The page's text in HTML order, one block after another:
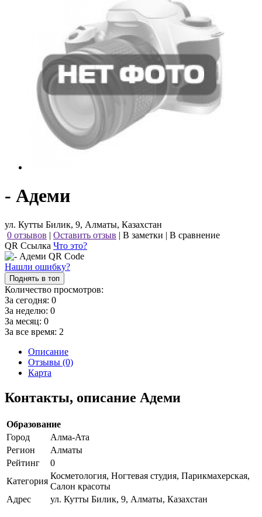
- Адеми
ул. Кутты Билик, 9, Алматы, Казахстан
0 отзывов | Оставить отзыв | В заметки | В сравнение
QR Ссылка Что это?
Нашли ошибку?
Поднять в топ
Количество просмотров:
За сегодня: 0
За неделю: 0
За месяц: 0
За все время: 2
Описание
Отзывы (0)
Карта
Контакты, описание Адеми
Образование
Город
Алма-Ата
Регион
Алматы
Рейтинг
0
Категория
Косметология, Ногтевая студия, Парикмахерская,
Салон красоты
Адрес
ул. Кутты Билик, 9, Алматы, Казахстан